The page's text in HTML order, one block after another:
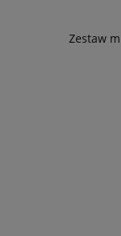
Zestaw